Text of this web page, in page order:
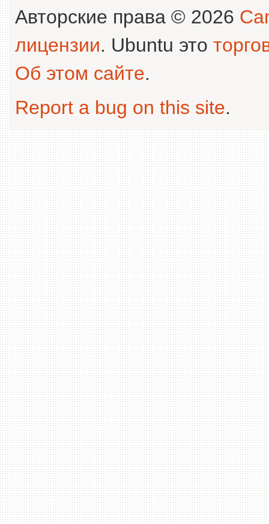
Авторские права © 2026
лицензии. Ubuntu это
Об этом сайте.
Report a bug on this site.